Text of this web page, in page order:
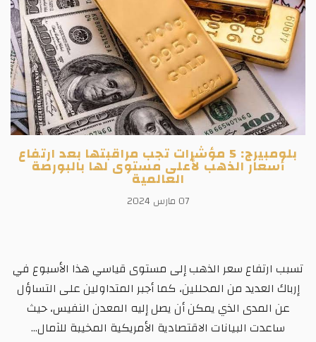
بلومبيرج: 5 مؤشرات تجب مراقبتها بعد ارتفاع
أسعار الذهب لأعلى مستوى لها بالبورصة
العالمية
07 مارس 2024
تسبب ارتفاع سعر الذهب إلى مستوى قياسي هذا الأسبوع في
إرباك العديد من المحللين، كما أجبر المتداولين على التساؤل
عن المدى الذي يمكن أن يصل إليه المعدن النفيس، حيث
ساعدت البيانات الاقتصادية الأمريكية المخيبة للآمال...